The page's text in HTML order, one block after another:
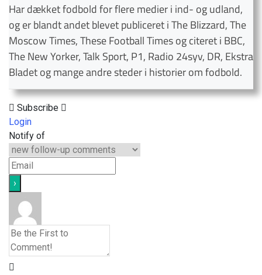
Har dækket fodbold for flere medier i ind- og udland,
og er blandt andet blevet publiceret i The Blizzard, The
Moscow Times, These Football Times og citeret i BBC,
The New Yorker, Talk Sport, P1, Radio 24syv, DR, Ekstra
Bladet og mange andre steder i historier om fodbold.
Subscribe
Login
Notify of